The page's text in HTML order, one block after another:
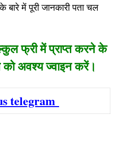
में पूरी जानकारी पता चल
फ्री में प्राप्त करने के
अवश्य ज्वाइन करें।
telegram